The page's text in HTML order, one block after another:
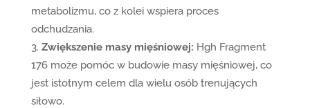
metabolizmu, co z kolei wspiera proces
odchudzania.
Zwiększenie masy mięśniowej: Hgh Fragment
176 może pomóc w budowie masy mięśniowej, co
jest istotnym celem dla wielu osób trenujących
siłowo.